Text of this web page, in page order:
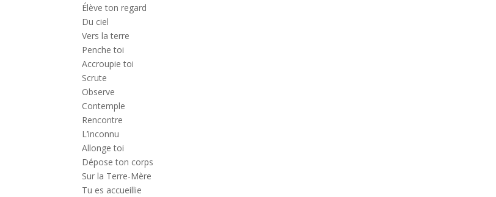
Élève ton regard
Du ciel
Vers la terre
Penche toi
Accroupie toi
Scrute
Observe
Contemple
Rencontre
L’inconnu
Allonge toi
Dépose ton corps
Sur la Terre-Mère
Tu es accueillie